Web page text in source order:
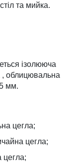
та мийка.
ізолююча
, облицювальна
мм.
цегла;
цегла;
цегла;